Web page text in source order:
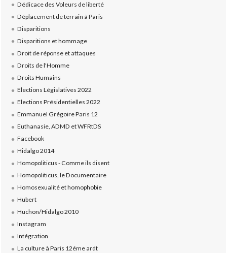
Dédicace des Voleurs de liberté
Déplacement de terrain à Paris
Disparitions
Disparitions et hommage
Droit de réponse et attaques
Droits de l'Homme
Droits Humains
Elections Législatives 2022
Elections Présidentielles 2022
Emmanuel Grégoire Paris 12
Euthanasie, ADMD et WFRtDS
Facebook
Hidalgo 2014
Homopoliticus - Comme ils disent
Homopoliticus, le Documentaire
Homosexualité et homophobie
Hubert
Huchon/Hidalgo 2010
Instagram
Intégration
La culture à Paris 12éme ardt